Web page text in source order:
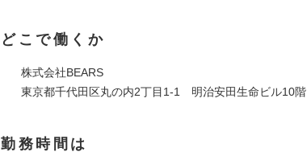
どこで働くか
株式会社BEARS
東京都千代田区丸の内2丁目1-1 明治安田生命ビル10階
勤務時間は